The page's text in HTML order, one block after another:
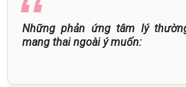
Những phản ứng tâm lý
mang thai ngoài ý muốn: